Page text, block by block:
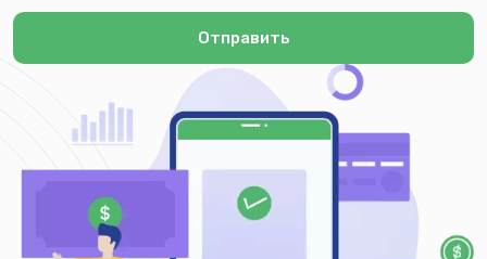
Отправить